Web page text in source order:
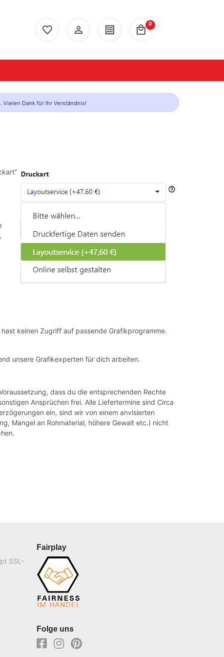
favorite_border person_outline receipt local_mall
0
Dank für Ihr Verständnis!
keinen Zugriff auf passende Grafikprogramme.
unsere Grafikexperten für dich arbeiten.
dass du die entsprechenden Rechte
Ansprüchen frei. Alle Liefertermine sind Circa
ein, sind wir von einem anvisierten
Mangel an Rohmaterial, höhere Gewalt etc.) nicht
SSL-
Fairplay
Folge uns